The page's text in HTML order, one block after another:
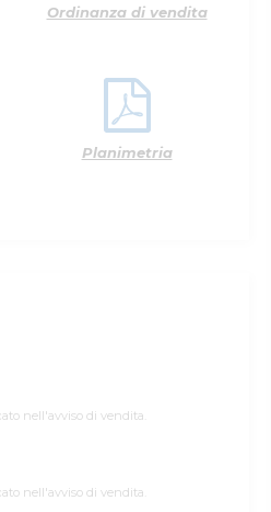
Ordinanza di vendita
Planimetria
nell'avviso di vendita.
nell'avviso di vendita.